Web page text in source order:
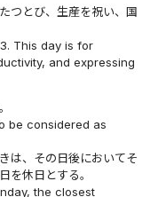
とび、生産を祝い、国
This day is for
and expressing
be considered as
は、その日後においてそ
を休日とする。
the closest